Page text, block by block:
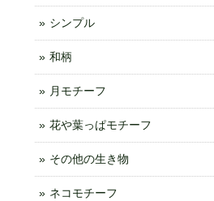
シンプル
和柄
月モチーフ
花や葉っぱモチーフ
その他の生き物
ネコモチーフ